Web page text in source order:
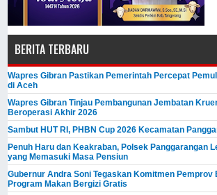
BERITA TERBARU
Wapres Gibran Pastikan Pemerintah Percepat
di Aceh
Wapres Gibran Tinjau Pembangunan Jembatan
Beroperasi Akhir 2026
Sambut HUT RI, PHBN Cup 2026 Kecamatan
Penuh Haru dan Keakraban, Polsek Panggarangan
yang Memasuki Masa Pensiun
Gubernur Andra Soni Tegaskan Komitmen Pemprov
Program Makan Bergizi Gratis